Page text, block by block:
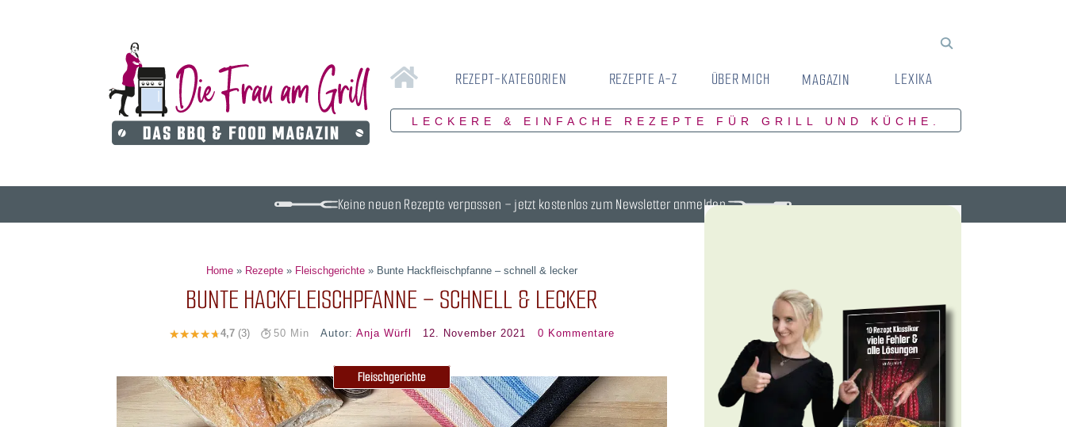
REZEPT-KATEGORIEN REZEPTE A-Z ÜBER MICH MAGAZIN LEXIKA
LECKERE & EINFACHE REZEPTE FÜR GRILL UND KÜCHE.
Keine neuen Rezepte verpassen – jetzt kostenlos zum Newsletter anmelden.
Home» Rezepte» Fleischgerichte» Bunte Hackfleischpfanne – schnell & lecker
BUNTE HACKFLEISCHPFANNE – SCHNELL & LECKER
4,7 (3) 50 Min Autor: Anja Würfl 12. November 2021 0 Kommentare
Fleischgerichte